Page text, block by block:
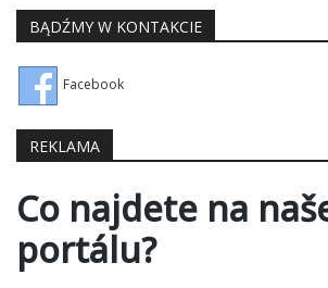
BĄDŹMY W KONTAKCIE
Facebook
REKLAMA
Co najdete na
portálu?